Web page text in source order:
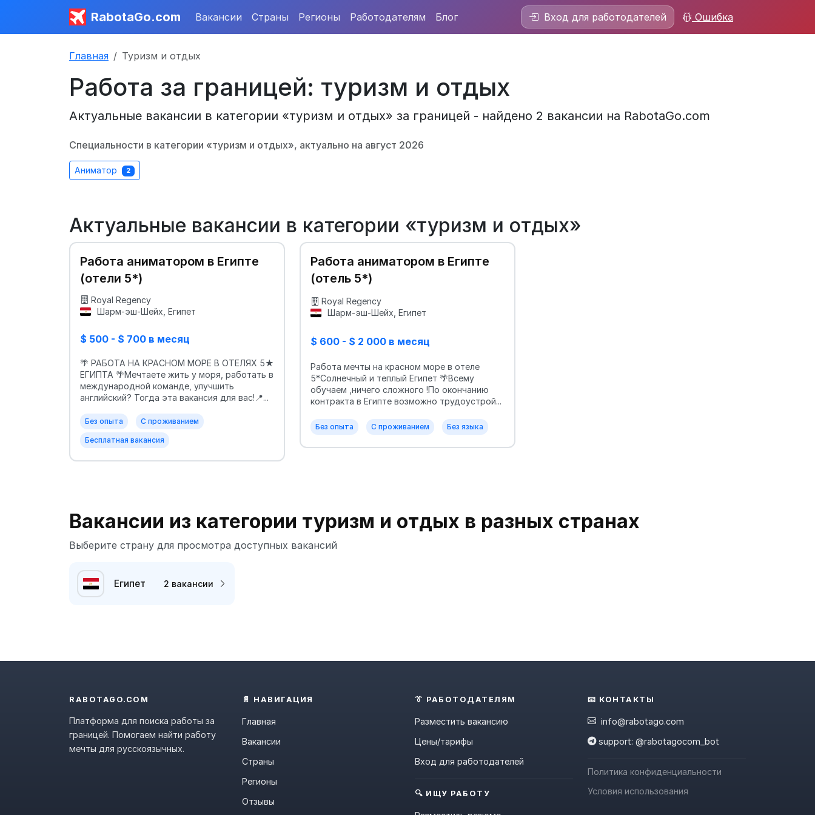
RabotaGo.com Вакансии Страны Регионы Работодателям Блог Вход для работодателей Ошибка
Главная Туризм и отдых
Работа за границей: туризм и отдых
Актуальные вакансии в категории «туризм и отдых» за границей - найдено 2 вакансии на RabotaGo.com
Специальности в категории «туризм и отдых», актуально на август 2026
Аниматор 2
Актуальные вакансии в категории «туризм и отдых»
Работа аниматором в Египте
(отели 5*)
Royal Regency
Шарм-эш-Шейх, Египет
$ 500 - $ 700 в месяц
🌴 РАБОТА НА КРАСНОМ МОРЕ В ОТЕЛЯХ 5★
ЕГИПТА 🌴Мечтаете жить у моря, работать в
международной команде, улучшить
английский? Тогда эта вакансия для вас!📍...
Без опыта С проживанием
Бесплатная вакансия
Работа аниматором в Египте
(отель 5*)
Royal Regency
Шарм-эш-Шейх, Египет
$ 600 - $ 2 000 в месяц
Работа мечты на красном море в отеле
5*Солнечный и теплый Египет 🌴Всему
обучаем ,ничего сложного !По окончанию
контракта в Египте возможно трудоустрой...
Без опыта С проживанием Без языка
Вакансии из категории туризм и отдых в разных странах
Выберите страну для просмотра доступных вакансий
Египет 2 вакансии
RABOTAGO.COM
Платформа для поиска работы за
границей. Помогаем найти работу
мечты для русскоязычных.
📄 НАВИГАЦИЯ
Главная
Вакансии
Страны
Регионы
Отзывы
👔 РАБОТОДАТЕЛЯМ
Разместить вакансию
Цены/тарифы
Вход для работодателей
🔍 ИЩУ РАБОТУ
📧 КОНТАКТЫ
info@rabotago.com
support: @rabotagocom_bot
Политика конфиденциальности
Условия использования